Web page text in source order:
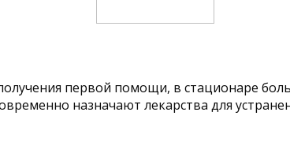
первой помощи, в стационаре
назначают лекарства для